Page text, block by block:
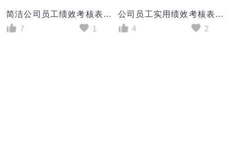
简洁公司员工绩效考核表Excel模板
7
1
公司员工实用绩效考核表Excel模板
4
2